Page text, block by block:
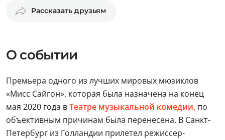
Рассказать друзьям
О событии
Премьера одного из лучших мировых мюзиклов
«Мисс Сайгон», которая была назначена на конец
мая 2020 года вТеатре музыкальной комедии, по
объективным причинам была перенесена. В Санкт-
Петербург из Голландии прилетел режиссер-